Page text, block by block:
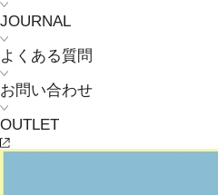
JOURNAL
よくある質問
お問い合わせ
OUTLET